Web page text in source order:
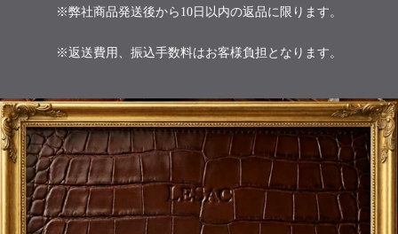
※弊社商品発送後から10日以内の返品に限ります。
※返送費用、振込手数料はお客様負担となります。